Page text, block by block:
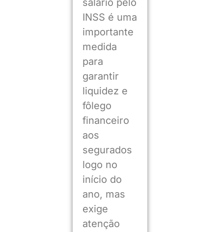
salário pelo
INSS é uma
importante
medida
para
garantir
liquidez e
fôlego
financeiro
aos
segurados
logo no
início do
ano, mas
exige
atenção